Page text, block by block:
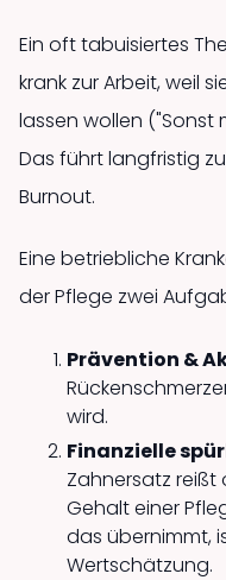
Ein oft tabuisiertes
krank zur Arbeit, weil
lassen wollen ("Sonst
Das führt langfristig
Burnout.
Eine betriebliche
der Pflege zwei
Prävention &
wird.
Finanzielle
Zahnersatz
Gehalt einer
das übernimmt,
Wertschätzung.